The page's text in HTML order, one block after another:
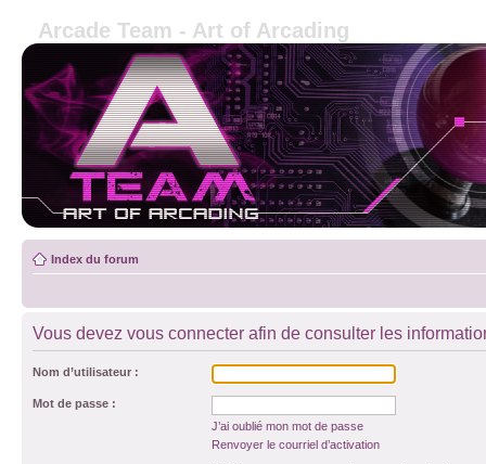
Arcade Team - Art of Arcading
Index du forum
Vous devez vous connecter afin de consulter les
Nom d’utilisateur :
Mot de passe :
J’ai oublié mon mot de passe
Renvoyer le courriel d’activation